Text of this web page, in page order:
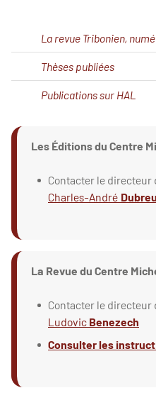
La revue Tribonien,
Thèses publiées
Publications sur HAL
Les Éditions du Centre
Contacter le directeur
Charles-André
La Revue du Centre
Contacter le directeur
Ludovic Benezech
Consulter les